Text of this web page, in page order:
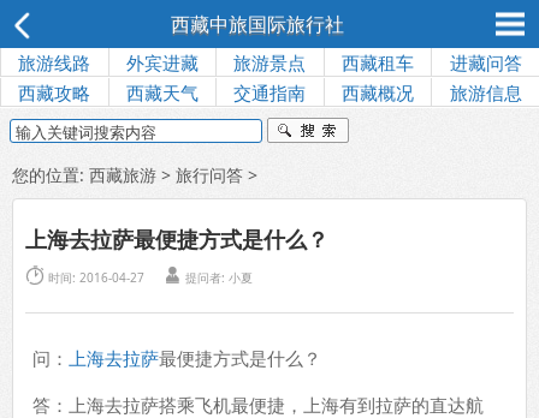
西藏中旅国际旅行社
旅游线路 外宾进藏 旅游景点 西藏租车
进藏问答
西藏攻略
西藏天气 交通指南 西藏概况 旅游信息
您的位置: 西藏旅游 > 旅行问答 >
上海去拉萨最便捷方式是什么？
 时间: 2016-04-27  提问者: 小夏
问： 上海去拉萨最便捷方式是什么？
答：上海去拉萨搭乘飞机最便捷，上海有到拉萨的直达航